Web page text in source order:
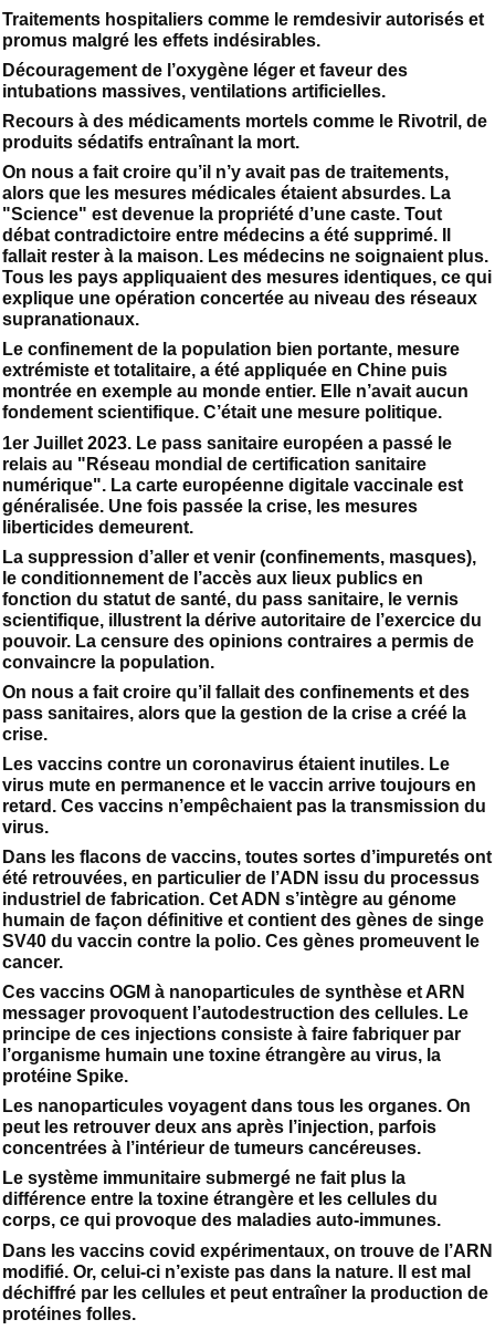
Traitements hospitaliers comme le remdesivir autorisés et
promus malgré les effets indésirables.
Découragement de l’oxygène léger et faveur des
intubations massives, ventilations artificielles.
Recours à des médicaments mortels comme le Rivotril, de
produits sédatifs entraînant la mort.
On nous a fait croire qu’il n’y avait pas de traitements,
alors que les mesures médicales étaient absurdes. La
"Science" est devenue la propriété d’une caste. Tout
débat contradictoire entre médecins a été supprimé. Il
fallait rester à la maison. Les médecins ne soignaient plus.
Tous les pays appliquaient des mesures identiques, ce qui
explique une opération concertée au niveau des réseaux
supranationaux.
Le confinement de la population bien portante, mesure
extrémiste et totalitaire, a été appliquée en Chine puis
montrée en exemple au monde entier. Elle n’avait aucun
fondement scientifique. C’était une mesure politique.
1er Juillet 2023. Le pass sanitaire européen a passé le
relais au "Réseau mondial de certification sanitaire
numérique". La carte européenne digitale vaccinale est
généralisée. Une fois passée la crise, les mesures
liberticides demeurent.
La suppression d’aller et venir (confinements, masques),
le conditionnement de l’accès aux lieux publics en
fonction du statut de santé, du pass sanitaire, le vernis
scientifique, illustrent la dérive autoritaire de l’exercice du
pouvoir. La censure des opinions contraires a permis de
convaincre la population.
On nous a fait croire qu’il fallait des confinements et des
pass sanitaires, alors que la gestion de la crise a créé la
crise.
Les vaccins contre un coronavirus étaient inutiles. Le
virus mute en permanence et le vaccin arrive toujours en
retard. Ces vaccins n’empêchaient pas la transmission du
virus.
Dans les flacons de vaccins, toutes sortes d’impuretés ont
été retrouvées, en particulier de l’ADN issu du processus
industriel de fabrication. Cet ADN s’intègre au génome
humain de façon définitive et contient des gènes de singe
SV40 du vaccin contre la polio. Ces gènes promeuvent le
cancer.
Ces vaccins OGM à nanoparticules de synthèse et ARN
messager provoquent l’autodestruction des cellules. Le
principe de ces injections consiste à faire fabriquer par
l’organisme humain une toxine étrangère au virus, la
protéine Spike.
Les nanoparticules voyagent dans tous les organes. On
peut les retrouver deux ans après l’injection, parfois
concentrées à l’intérieur de tumeurs cancéreuses.
Le système immunitaire submergé ne fait plus la
différence entre la toxine étrangère et les cellules du
corps, ce qui provoque des maladies auto-immunes.
Dans les vaccins covid expérimentaux, on trouve de l’ARN
modifié. Or, celui-ci n’existe pas dans la nature. Il est mal
déchiffré par les cellules et peut entraîner la production de
protéines folles.